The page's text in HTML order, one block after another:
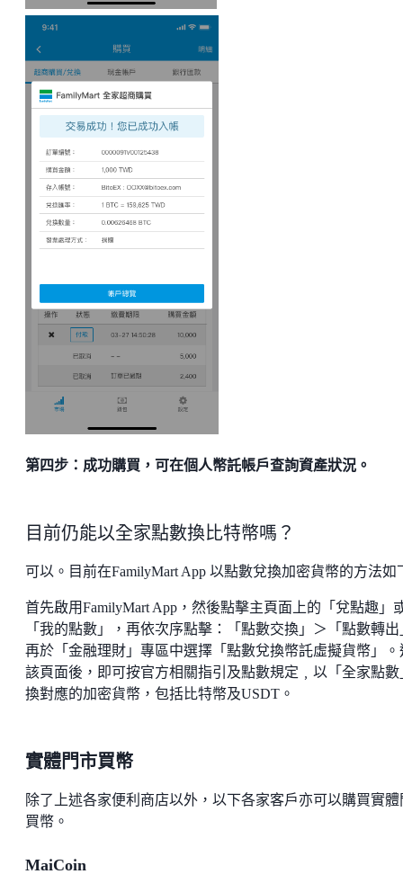
第四步：成功購買，可在個人幣託帳戶查詢資產狀況。
目前仍能以全家點數換比特幣嗎？
可以。目前在FamilyMart App 以點數兌換加密貨幣的方法如
首先啟用FamilyMart App ，然後點擊主頁面上的「兌點趣」
「我的點數」，再依次序點擊：「點數交換」＞「點數轉出
再於「金融理財」專區中選擇「點數兌換幣託虛擬貨幣」。
該頁面後，即可按官方相關指引及點數規定﹐以「全家點數
換對應的加密貨幣，包括比特幣及USDT。
實體門市買幣
除了上述各家便利商店以外，以下各家客戶亦可以購買實體
買幣。
MaiCoin